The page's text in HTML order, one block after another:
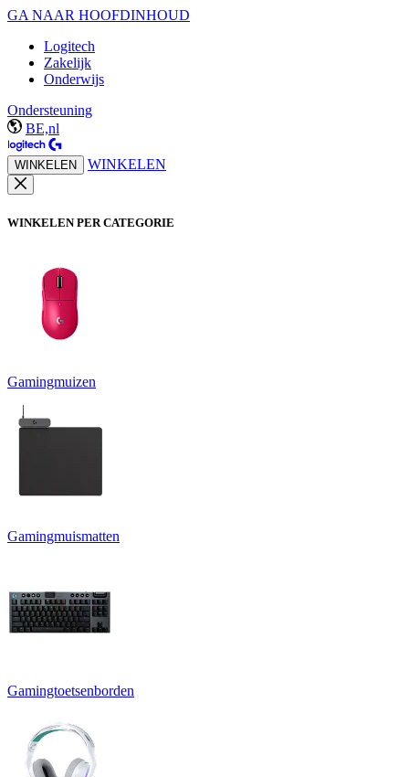
GA NAAR HOOFDINHOUD
Logitech
Zakelijk
Onderwijs
Ondersteuning
BE,nl
WINKELEN WINKELEN
WINKELEN PER CATEGORIE
Gamingmuizen
Gamingmuismatten
Gamingtoetsenborden